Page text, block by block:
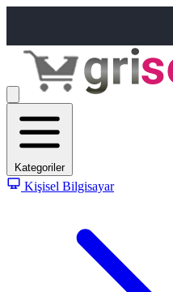
Kategoriler
Kişisel Bilgisayar